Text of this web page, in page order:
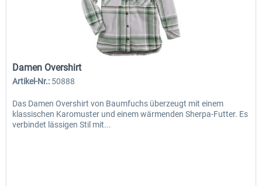
Damen Overshirt
Artikel-Nr.: 50888
Das Damen Overshirt von Baumfuchs überzeugt mit einem
klassischen Karomuster und einem wärmenden Sherpa-Futter. Es
verbindet lässigen Stil mit...